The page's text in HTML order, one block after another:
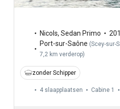
Nicols, Sedan Primo
Port-sur-Saône (Scey-sur-
7,2 km verderop)
zonder Schipper
4 slaapplaatsen Cabine 1